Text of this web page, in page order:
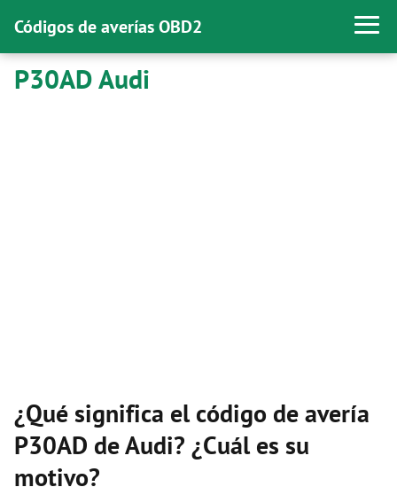
Códigos de averías OBD2
P30AD Audi
¿Qué significa el código de avería
P30AD de Audi? ¿Cuál es su
motivo?